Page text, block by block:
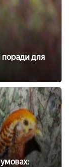
поради для
умовах: